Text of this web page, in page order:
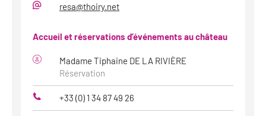
resa@thoiry.net
Accueil et réservations d’événements au château
Madame Tiphaine DE LA RIVIÈRE
Réservation
Téléphone
+33 (0) 1 34 87 49 26